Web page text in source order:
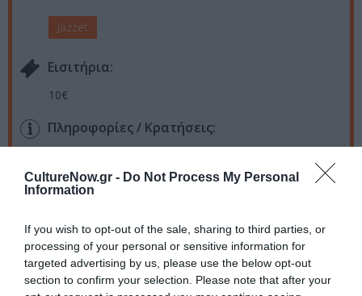
CultureNow.gr - Do Not Process My Personal
Information
If you wish to opt-out of the sale, sharing to third parties, or
processing of your personal or sensitive information for
targeted advertising by us, please use the below opt-out
section to confirm your selection. Please note that after your
Jazzét
Eισιτήρια:
10€
Πληροφορίες / Κρατήσεις:
μάθετε πρώτοι όλες τις ειδήσεις
Δείτε όλα τα
τελευταία νέα
για την Τέχνη και τον
Πολιτισμό στοCulturenow.gr